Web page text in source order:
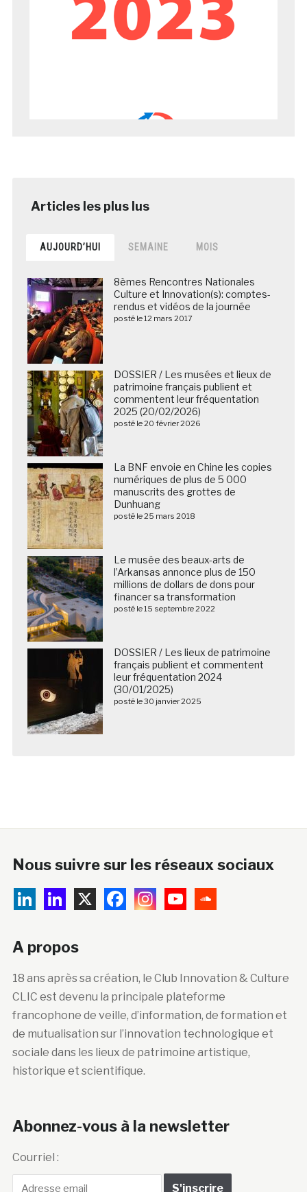
AUJOURD’HUI SEMAINE MOIS
8èmes Rencontres Nationales
Culture et Innovation(s): comptes-
rendus et vidéos de la journée
posté le 12 mars 2017
DOSSIER / Les musées et lieux de
patrimoine français publient et
commentent leur fréquentation
2025 (20/02/2026)
posté le 20 février 2026
La BNF envoie en Chine les copies
numériques de plus de 5 000
manuscrits des grottes de
Dunhuang
posté le 25 mars 2018
Le musée des beaux-arts de
l’Arkansas annonce plus de 150
millions de dollars de dons pour
financer sa transformation
posté le 15 septembre 2022
DOSSIER / Les lieux de patrimoine
français publient et commentent
leur fréquentation 2024
(30/01/2025)
posté le 30 janvier 2025
Nous suivre sur les réseaux sociaux
A propos
18 ans après sa création, le Club Innovation & Culture
CLIC est devenu la principale plateforme
francophone de veille, d’information, de formation et
de mutualisation sur l’innovation technologique et
sociale dans les lieux de patrimoine artistique,
historique et scientifique.
Abonnez-vous à la newsletter
Courriel :